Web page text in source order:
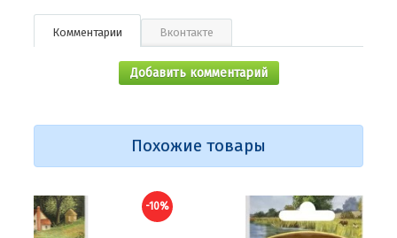
Комментарии Вконтакте
Добавить комментарий
Похожие товары
-10%